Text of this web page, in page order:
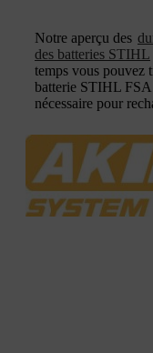
Notre aperçu des
des batteries STIHL
temps vous pouvez
batterie STIHL FSA
nécessaire pour